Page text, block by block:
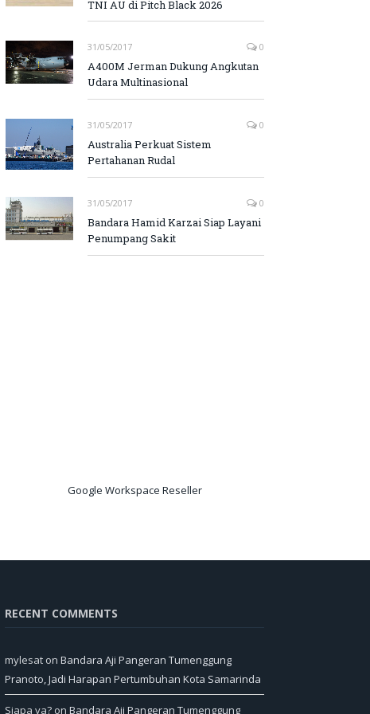
TNI AU di Pitch Black 2026
31/05/2017 0
A400M Jerman Dukung Angkutan
Udara Multinasional
31/05/2017 0
Australia Perkuat Sistem
Pertahanan Rudal
31/05/2017 0
Bandara Hamid Karzai Siap Layani
Penumpang Sakit
Google Workspace Reseller
RECENT COMMENTS
mylesat on Bandara Aji Pangeran Tumenggung
Pranoto, Jadi Harapan Pertumbuhan Kota Samarinda
Siapa ya? on Bandara Aji Pangeran Tumenggung